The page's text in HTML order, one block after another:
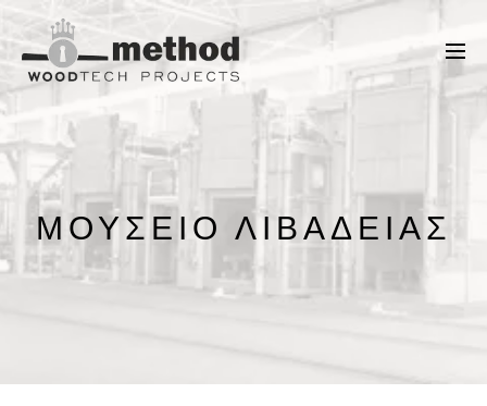
ΜΟΥΣΕΊΟ ΛΙΒΑΔΕΙΆΣ